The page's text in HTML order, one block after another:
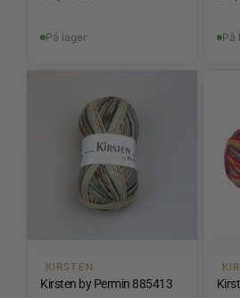
På lager På
KIRSTEN
Kirsten by Permin 885413